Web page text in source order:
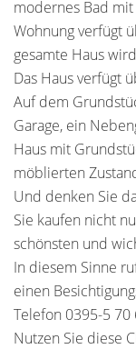
modernes Bad
Wohnung verfügt
gesamte Haus
Das Haus verfügt
Auf dem
Garage, ein
Haus mit
möblierten
Und denken Sie
Sie kaufen nicht
schönsten und
In diesem Sinne
einen
Telefon 0395-5 70
Nutzen Sie diese